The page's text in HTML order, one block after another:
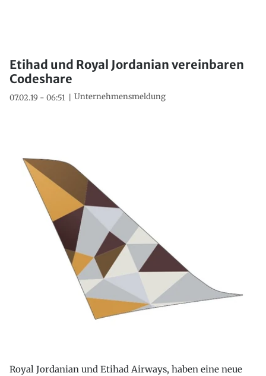
Etihad und Royal Jordanian vereinbaren
Codeshare
07.02.19 - 06:51 Unternehmensmeldung
Royal Jordanian und Etihad Airways, haben eine neue